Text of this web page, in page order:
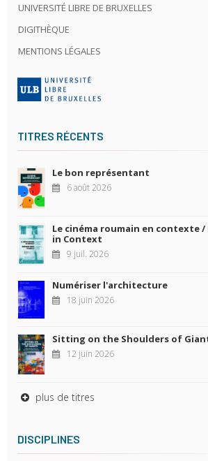
UNIVERSITÉ LIBRE DE BRUXELLES
DIGITHÈQUE
MENTIONS LÉGALES
TITRES RÉCENTS
Le bon représentant
6 août 2026
Le cinéma roumain en contexte /
in Context
9 juil. 2026
Numériser l'architecture
18 juin 2026
Sitting on the Shoulders of
12 juin 2026
plus de titres
DISCIPLINES